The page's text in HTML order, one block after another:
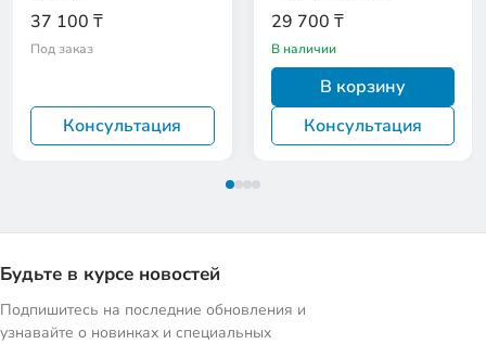
37 100 ₸
Под заказ
Консультация
29 700 ₸
В наличии
В корзину
Консультация
Будьте в курсе новостей
Подпишитесь на последние обновления и
узнавайте о новинках и специальных